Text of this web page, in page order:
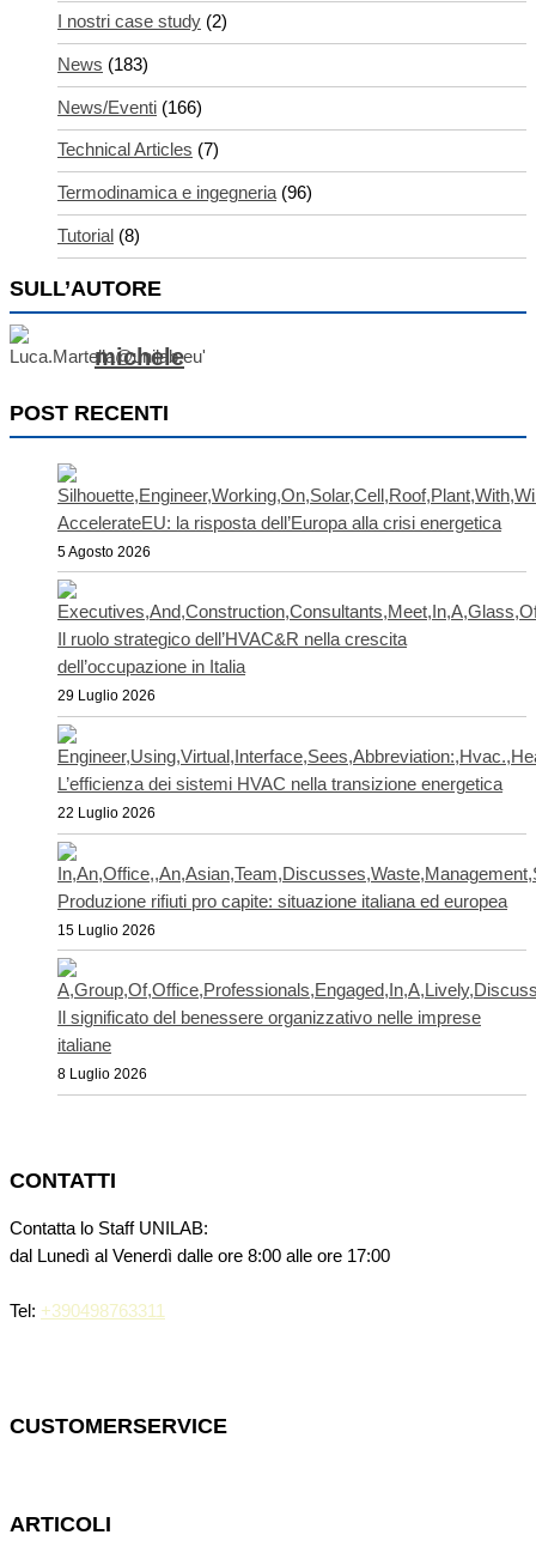
I nostri case study (2)
News (183)
News/Eventi (166)
Technical Articles (7)
Termodinamica e ingegneria (96)
Tutorial (8)
SULL’AUTORE
michele
POST RECENTI
AccelerateEU: la risposta dell’Europa alla crisi energetica
5 Agosto 2026
Il ruolo strategico dell’HVAC&R nella crescita
dell’occupazione in Italia
29 Luglio 2026
L’efficienza dei sistemi HVAC nella transizione energetica
22 Luglio 2026
Produzione rifiuti pro capite: situazione italiana ed europea
15 Luglio 2026
Il significato del benessere organizzativo nelle imprese
italiane
8 Luglio 2026
CONTATTI
Contatta lo Staff UNILAB:
dal Lunedì al Venerdì dalle ore 8:00 alle ore 17:00
Tel: +390498763311
CUSTOMERSERVICE
ARTICOLI